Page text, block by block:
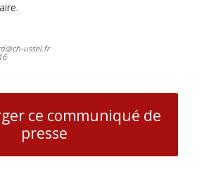
ussel.fr
ce communiqué de
presse